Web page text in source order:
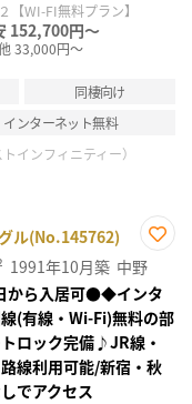
【WI-FI無料プラン】
152,700円～
33,000円～
同棲向け
インターネット無料
インフィニティー）
ル(No.145762)
お気
に入
り登
録
1991年10月築 中野
から入居可●◆インタ
(有線・Wi-Fi)無料の部
ロック完備♪JR線・
線利用可能/新宿・秋
でアクセス